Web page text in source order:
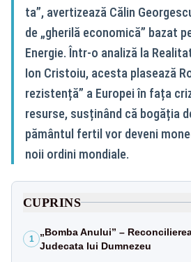
ta”, avertizează Călin
de „gherilă economică” bazat
Energie. Într-o analiză la
Ion Cristoiu, acesta plasează
rezistență” a Europei în fața
resurse, susținând că bogăția
pământul fertil vor deveni
noii ordini mondiale.
CUPRINS
1
„Bomba Anului” –
Judecata lui Dumnezeu